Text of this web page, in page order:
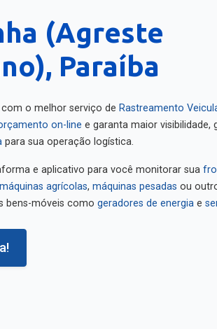
(Agreste
Paraíba
o melhor serviço de Rastreamento
on-line e garanta maior visibilidade,
para sua operação logística.
e aplicativo para você monitorar sua
máquinas agrícolas máquinas pesadas ou
bens-móveis como geradores de energia e